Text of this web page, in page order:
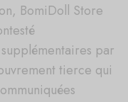
BomiDoll Store
par
tierce qui